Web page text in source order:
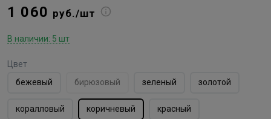
1 060 руб./шт
В наличии: 5 шт
Цвет
бежевый
бирюзовый зеленый золотой
коралловый коричневый красный